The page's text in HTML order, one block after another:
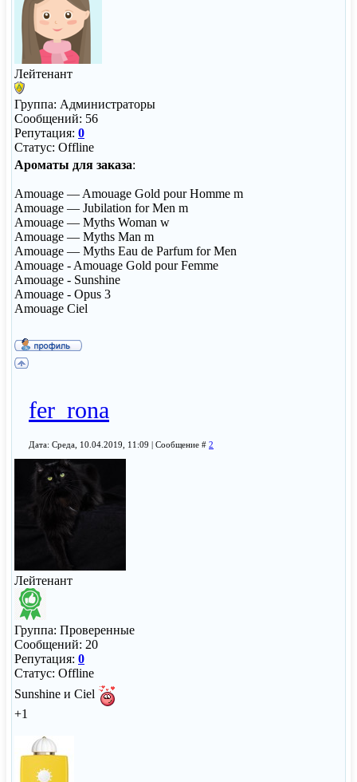
Лейтенант
Группа: Администраторы
Сообщений: 56
Репутация: 0
Статус: Offline
Ароматы для заказа:
Amouage — Amouage Gold pour Homme m
Amouage — Jubilation for Men m
Amouage — Myths Woman w
Amouage — Myths Man m
Amouage — Myths Eau de Parfum for Men
Amouage - Amouage Gold pour Femme
Amouage - Sunshine
Amouage - Opus 3
Amouage Ciel
fer_rona
Дата: Среда, 10.04.2019, 11:09 | Сообщение # 2
Лейтенант
Группа: Проверенные
Сообщений: 20
Репутация: 0
Статус: Offline
Sunshine и Ciel
+1